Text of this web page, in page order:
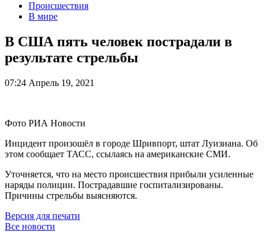
Происшествия
В мире
В США пять человек пострадали в
результате стрельбы
07:24 Апрель 19, 2021
Фото РИА Новости
Инцидент произошёл в городе Шривпорт, штат Луизиана. Об
этом сообщает ТАСС, ссылаясь на американские СМИ.
Уточняется, что на место происшествия прибыли усиленные
наряды полиции. Пострадавшие госпитализированы.
Причины стрельбы выясняются.
Версия для печати
Все новости